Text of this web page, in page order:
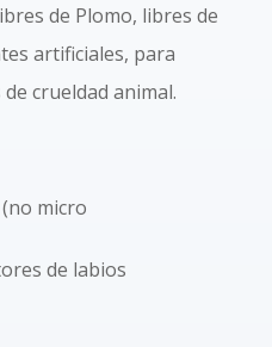
de Plomo, libres de
artificiales, para
crueldad animal.
micro
de labios